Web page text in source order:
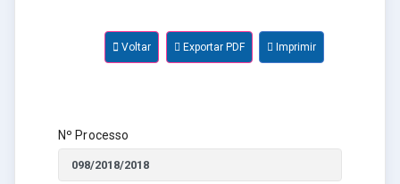
Voltar Exportar PDF Imprimir
Nº Processo